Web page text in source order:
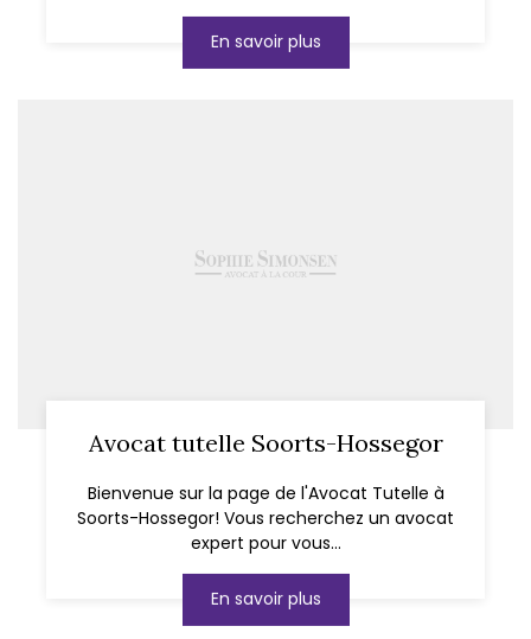
En savoir plus
Avocat tutelle Soorts-Hossegor
Bienvenue sur la page de l'Avocat Tutelle à
Soorts-Hossegor! Vous recherchez un avocat
expert pour vous...
En savoir plus